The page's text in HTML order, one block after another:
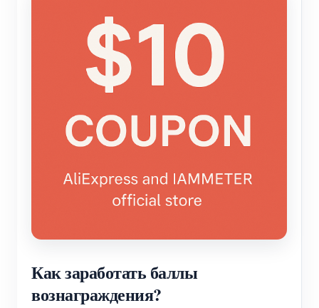
Как заработать баллы
вознаграждения?